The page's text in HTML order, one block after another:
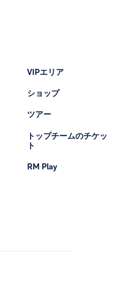
VIPエリア
ショップ
ツアー
トップチームのチケッ
ト
RM Play